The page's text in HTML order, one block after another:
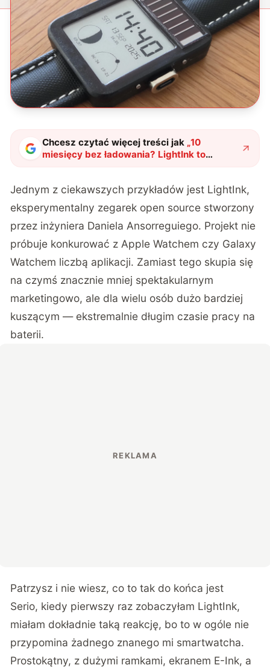
Chcesz czytać więcej treści jak „10
miesięcy bez ładowania? LightInk to
zegarek, jakiego jeszcze nie widzieliście"?
Jednym z ciekawszych przykładów jest LightInk,
eksperymentalny zegarek open source stworzony
przez inżyniera Daniela Ansorreguiego. Projekt nie
próbuje konkurować z Apple Watchem czy Galaxy
Watchem liczbą aplikacji. Zamiast tego skupia się
na czymś znacznie mniej spektakularnym
marketingowo, ale dla wielu osób dużo bardziej
kuszącym — ekstremalnie długim czasie pracy na
baterii.
Patrzysz i nie wiesz, co to tak do końca jest
Serio, kiedy pierwszy raz zobaczyłam LightInk,
miałam dokładnie taką reakcję, bo to w ogóle nie
przypomina żadnego znanego mi smartwatcha.
Prostokątny, z dużymi ramkami, ekranem E-Ink, a